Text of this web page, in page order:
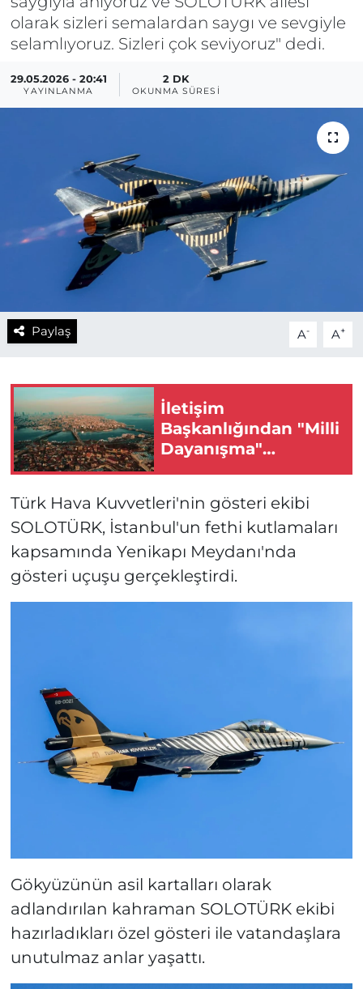
olarak sizleri semalardan saygı ve sevgiyle
selamlıyoruz. Sizleri çok seviyoruz" dedi.
29.05.2026 - 20:41
YAYINLANMA
2 DK
OKUNMA SÜRESI
Paylaş A- A+
İletişim
Başkanlığından "Milli
Dayanışma"
Türk Hava Kuvvetleri'nin gösteri ekibi
SOLOTÜRK, İstanbul'un fethi kutlamaları
kapsamında Yenikapı Meydanı'nda
gösteri uçuşu gerçekleştirdi.
Gökyüzünün asil kartalları olarak
adlandırılan kahraman SOLOTÜRK ekibi
hazırladıkları özel gösteri ile vatandaşlara
unutulmaz anlar yaşattı.